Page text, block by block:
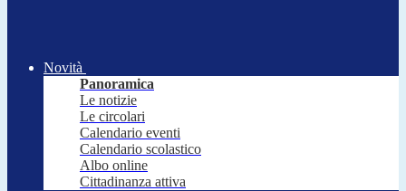
Novità
Panoramica
Le notizie
Le circolari
Calendario eventi
Calendario scolastico
Albo online
Cittadinanza attiva